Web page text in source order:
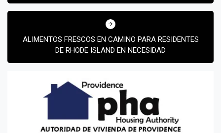
ALIMENTOS FRESCOS EN CAMINO PARA RESIDENTES
DE RHODE ISLAND EN NECESIDAD